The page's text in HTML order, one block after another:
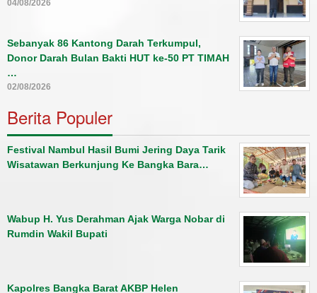
04/08/2026
Sebanyak 86 Kantong Darah Terkumpul,
Donor Darah Bulan Bakti HUT ke-50 PT TIMAH
…
02/08/2026
Berita Populer
Festival Nambul Hasil Bumi Jering Daya Tarik
Wisatawan Berkunjung Ke Bangka Bara…
Wabup H. Yus Derahman Ajak Warga Nobar di
Rumdin Wakil Bupati
Kapolres Bangka Barat AKBP Helen